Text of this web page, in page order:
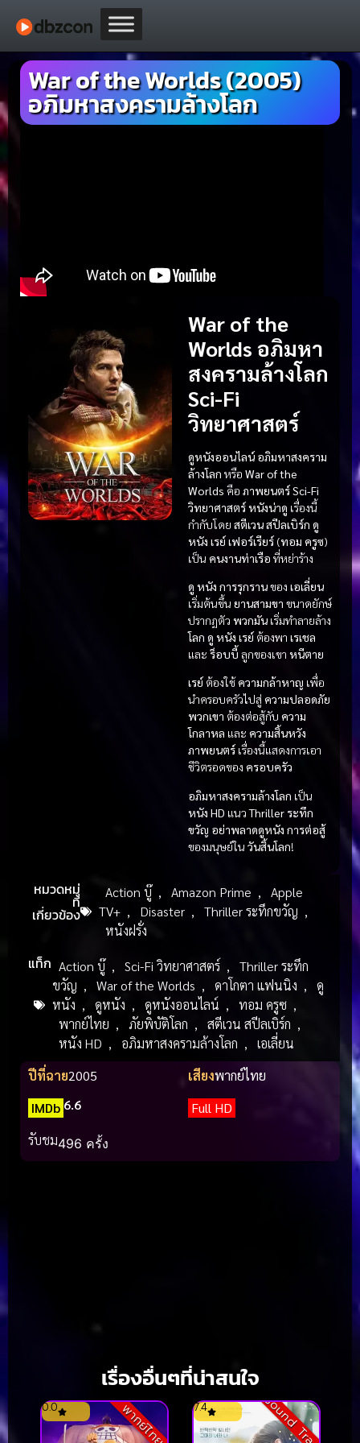
War of the Worlds (2005)
อภิมหาสงครามล้างโลก
War of the
Worlds อภิมหา
สงครามล้างโลก
Sci-Fi
วิทยาศาสตร์
ดูหนังออนไลน์ อภิมหาสงคราม
ล้างโลก หรือ War of the
Worlds คือ ภาพยนตร์ Sci-Fi
วิทยาศาสตร์หนังน่าดู เรื่องนี้
กำกับโดย สตีเวน สปีลเบิร์ก ดู
หนัง เรย์ เฟอร์เรียร์(ทอม ครูซ)
เป็น คนงานท่าเรือ ที่หย่าร้าง
ดู หนัง การรุกรานของ เอเลี่ยน
เริ่มต้นขึ้น ยานสามขา ขนาดยักษ์
ปรากฏตัว พวกมัน เริ่มทำลายล้าง
โลก ดู หนัง เรย์ต้องพา เรเชล
และ ร็อบบี้ ลูกของเขา หนีตาย
เรย์ ต้องใช้ ความกล้าหาญ เพื่อ
นำครอบครัวไปสู่ ความปลอดภัย
พวกเขา ต้องต่อสู้กับ ความ
โกลาหล และ ความสิ้นหวัง
ภาพยนตร์ เรื่องนี้แสดงการเอา
ชีวิตรอดของ ครอบครัว
อภิมหาสงครามล้างโลก เป็น
หนัง HD แนวThriller ระทึก
ขวัญ อย่าพลาดดูหนัง การต่อสู้
ของมนุษย์ใน วันสิ้นโลก!
หมวดหมู่
ที่
เกี่ยวข้อง
Action บู๊ , Amazon Prime ,
Apple
TV+ , Disaster , Thriller ระทึกขวัญ ,
หนังฝรั่ง
แท็ก Action บู๊ , Sci-Fi วิทยาศาสตร์ ,
Thriller ระทึก
ขวัญ , War of the Worlds , ดาโกตา แฟนนิง ,
ดู
หนัง , ดูหนัง , ดูหนังออนไลน์ , ทอม ครูซ ,
พากย์ไทย , ภัยพิบัติโลก , สตีเวน สปีลเบิร์ก ,
หนัง HD , อภิมหาสงครามล้างโลก ,
เอเลี่ยน
ปีที่ฉาย2005 เสียงพากย์ไทย
IMDb 6.6
Full HD
รับชม496 ครั้ง
เรื่องอื่นๆที่น่าสนใจ
พากย์ไทย
0.0 Sound Track
7.4